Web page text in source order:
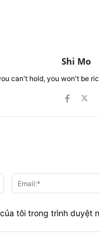
Shi Mo
can't hold, you won't be
Tên:*
tôi trong trình duyệt